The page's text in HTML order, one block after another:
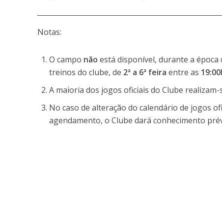
Notas:
O campo não está disponível, durante a
treinos do clube, de 2ª a 6ª feira entre as
A maioria dos jogos oficiais do Clube realizam-
No caso de alteração do calendário de jogos
agendamento, o Clube dará conhecimento